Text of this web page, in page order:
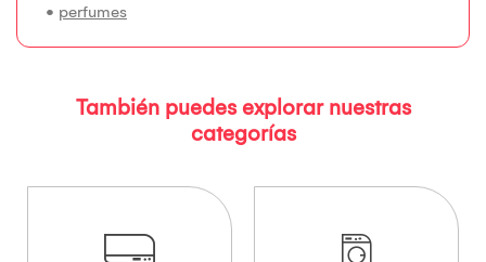
• perfumes
También puedes explorar nuestras
categorías